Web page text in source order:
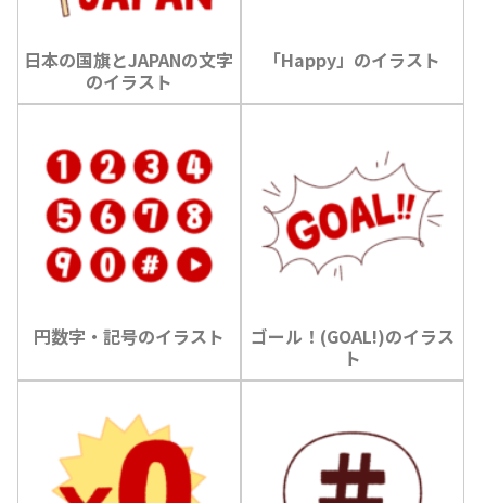
日本の国旗とJAPANの文字
のイラスト
「Happy」のイラスト
円数字・記号のイラスト
ゴール！(GOAL!)のイラス
ト